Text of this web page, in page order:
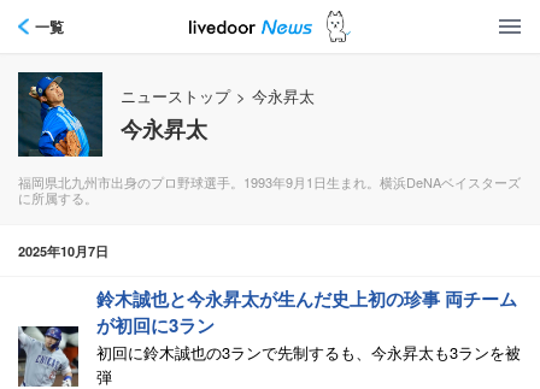
一覧
ニューストップ > 今永昇太
今永昇太
福岡県北九州市出身のプロ野球選手。1993年9月1日生まれ。横浜DeNAベイスターズ
に所属する。
2025年10月7日
鈴木誠也と今永昇太が生んだ史上初の珍事 両チーム
が初回に3ラン
初回に鈴木誠也の3ランで先制するも、今永昇太も3ランを被
弾